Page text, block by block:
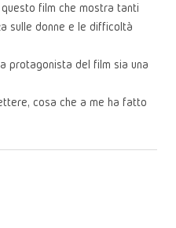
film che mostra tanti
sulle donne e le difficoltà
protagonista del film sia una
cosa che a me ha fatto